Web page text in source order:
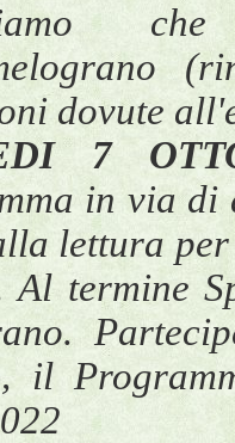
dovute
7
in via di
lettura
Al termine
il